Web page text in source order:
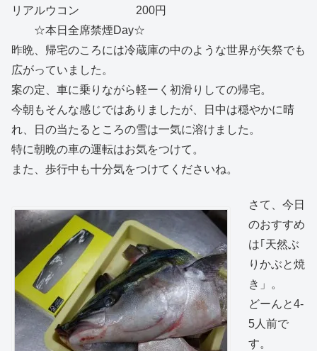
リアルウコン 200円
☆本日全席禁煙Day☆
昨晩、帰宅のころには冷蔵庫の中のような世界が矢祭でも
広がっていました。
案の定、車に乗りながら軽ーく初滑りしての帰宅。
今朝もそんな感じではありましたが、日中は穏やかに晴
れ、日の当たるところの雪は一気に溶けました。
特に朝晩の車の運転はお気をつけて。
また、歩行中も十分気をつけてくださいね。
さて、今日
のおすすめ
は｢天然ぶ
りかぶと焼
き」。
どーんと4-
5人前で
す。